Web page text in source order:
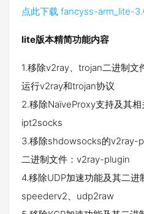
点此下载 fancyss-arm_lite-
lite版本精简功能内容
1.移除v2ray、trojan二进制
运行v2ray和trojan协议
2.移除NaïveProxy支持及其相
ipt2socks
3.移除shdowsocks的v2ray-
二进制文件：v2ray-plugin
4.移除UDP加速功能及其二进
speederv2、udp2raw